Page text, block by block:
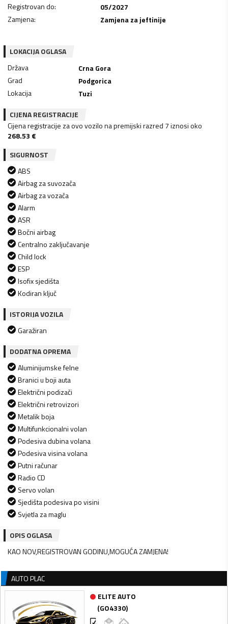
Registrovan do:
05/2027
Zamjena: Zamjena za jeftinije
LOKACIJA OGLASA
Država
Crna Gora
Grad
Podgorica
Lokacija
Tuzi
CIJENA REGISTRACIJE
Cijena registracije za ovo vozilo na premijski razred 7 iznosi oko
268.53 €
SIGURNOST
ABS
Airbag za suvozača
Airbag za vozača
Alarm
ASR
Bočni airbag
Centralno zaključavanje
Child lock
ESP
Isofix sjedišta
Kodiran ključ
ISTORIJA VOZILA
Garažiran
DODATNA OPREMA
Aluminijumske felne
Branici u boji auta
Električni podizači
Električni retrovizori
Metalik boja
Multifunkcionalni volan
Podesiva dubina volana
Podesiva visina volana
Putni računar
Radio CD
Servo volan
Sjedišta podesiva po visini
Svjetla za maglu
OPIS OGLASA
KAO NOV,REGISTROVAN GODINU,MOGUĆA ZAMJENA!
AUTO PLAC
ELITE AUTO
(GO4330)